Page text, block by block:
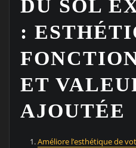
DU SOL
:
ET
AJOUTÉE
Améliore l’esthétique de